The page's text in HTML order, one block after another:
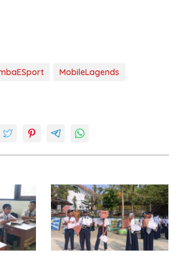
MobileLagends